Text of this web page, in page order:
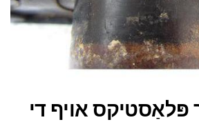
פּלאַסטיקס אויף די